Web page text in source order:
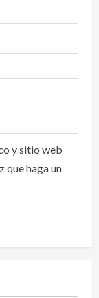
y sitio web
que haga un